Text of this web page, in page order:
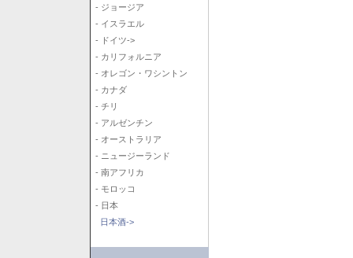
- ジョージア
- イスラエル
- ドイツ->
- カリフォルニア
- オレゴン・ワシントン
- カナダ
- チリ
- アルゼンチン
- オーストラリア
- ニュージーランド
- 南アフリカ
- モロッコ
- 日本
日本酒->